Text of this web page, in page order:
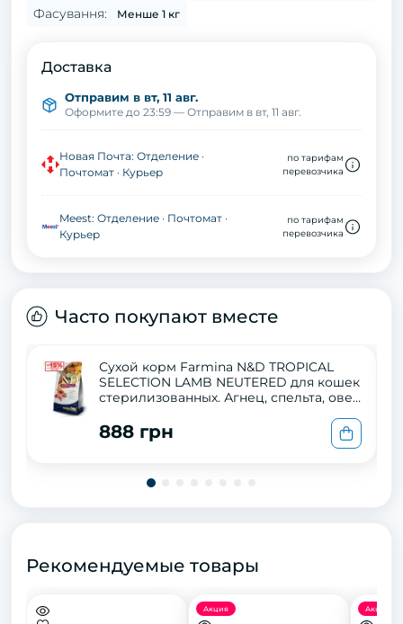
Фасування: Менше 1 кг
Доставка
Отправим в вт, 11 авг.
Оформите до 23:59 — Отправим в вт, 11 авг.
Новая Почта: Отделение ·
Почтомат · Курьер
по тарифам
перевозчика
Meest: Отделение · Почтомат ·
Курьер
по тарифам
перевозчика
Часто покупают вместе
Сухой корм Farmina N&D TROPICAL
SELECTION LAMB NEUTERED для кошек
стерилизованных. Агнец, спельта, овес
888 грн
Рекомендуемые товары
Акция Акция